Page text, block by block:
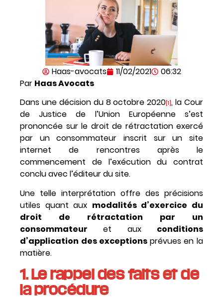
Haas-avocats 11/02/2021
06:32
Par Haas Avocats
Dans une décision du 8 octobre 2020[1], la Cour
de Justice de l’Union Européenne s’est
prononcée sur le droit de rétractation exercé
par un consommateur inscrit sur un site
internet de rencontres après le
commencement de l’exécution du contrat
conclu avec l’éditeur du site.
Une telle interprétation offre des précisions
utiles quant aux modalités d’exercice du
droit de rétractation par un
consommateur et aux conditions
d’application des exceptions prévues en la
matière.
1. Le rappel des faits et de
la procédure